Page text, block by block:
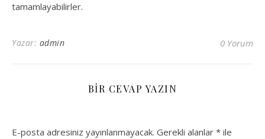
tamamlayabilirler.
Yazar: admin 0 Yorum
BIR CEVAP YAZIN
E-posta adresiniz yayınlanmayacak. Gerekli alanlar * ile